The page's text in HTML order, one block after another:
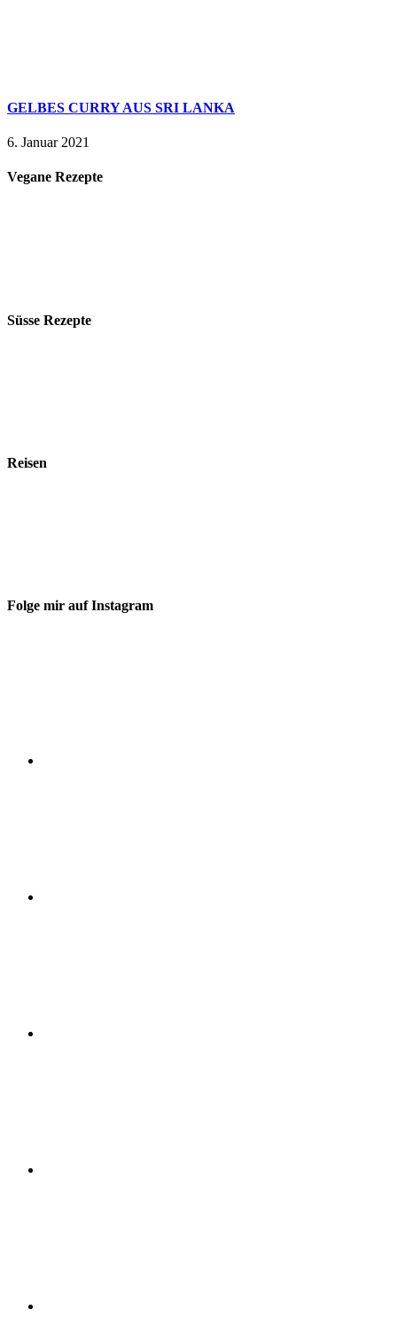
GELBES CURRY AUS SRI LANKA
6. Januar 2021
Vegane Rezepte
Süsse Rezepte
Reisen
Folge mir auf Instagram